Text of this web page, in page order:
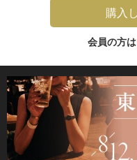
購入
会員の方は